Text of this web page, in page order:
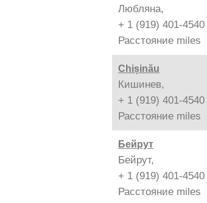
Любляна,
+ 1 (919) 401-4540
Расстояние miles
Chișinău
Кишинев,
+ 1 (919) 401-4540
Расстояние miles
Бейрут
Бейрут,
+ 1 (919) 401-4540
Расстояние miles